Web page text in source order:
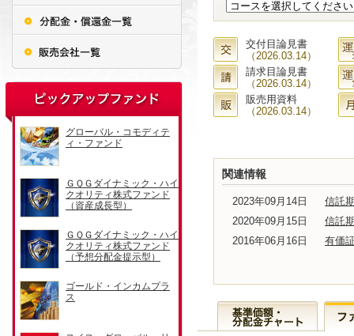
交付目論見書
（2026.03.14）
請求目論見書
（2026.03.14）
販売用資料
（2026.03.14）
関連情報
2023年09月14日
信託
2020年09月15日
信託
2016年06月16日
有価